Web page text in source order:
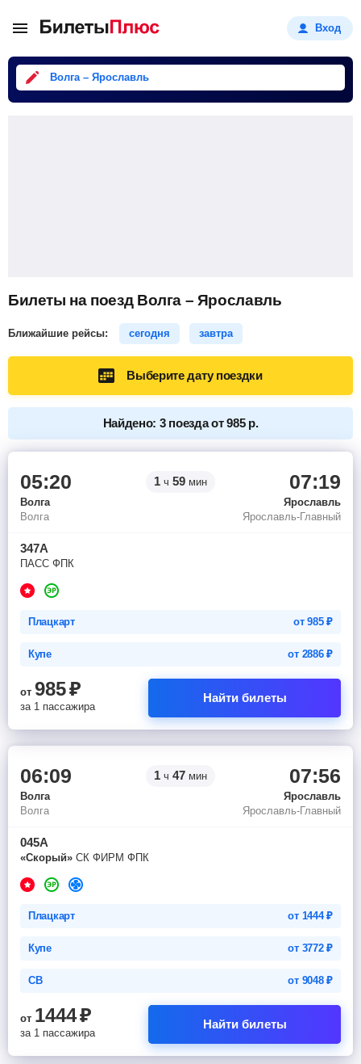
Вход
Волга – Ярославль
Билеты на поезд Волга – Ярославль
Ближайшие рейсы: сегодня завтра
Выберите дату поездки
Найдено: 3 поезда от 985 р.
05:20 1 ч 59 мин 07:19
Волга
Ярославль
Волга
Ярославль-Главный
347А
ПАСС ФПК
Плацкарт от985₽
Купе от 2886₽
от 985₽
за 1 пассажира
Найти билеты
06:09 1 ч 47 мин 07:56
Волга
Ярославль
Волга
Ярославль-Главный
045А
«Скорый» СК ФИРМ ФПК
Плацкарт от 1444₽
Купе от 3772₽
СВ от 9048₽
от 1444₽
за 1 пассажира
Найти билеты